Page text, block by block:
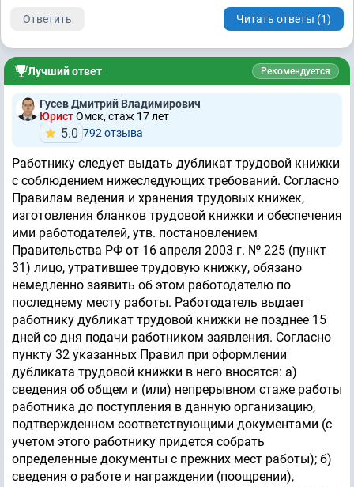
Ответить Читать ответы (1)
Лучший ответ Рекомендуется
Гусев Дмитрий Владимирович
ЮристОмск, стаж 17 лет
5.0 792 отзывa
Работнику следует выдать дубликат трудовой книжки
с соблюдением нижеследующих требований. Согласно
Правилам ведения и хранения трудовых книжек,
изготовления бланков трудовой книжки и обеспечения
ими работодателей, утв. постановлением
Правительства РФ от 16 апреля 2003 г. № 225 (пункт
31) лицо, утратившее трудовую книжку, обязано
немедленно заявить об этом работодателю по
последнему месту работы. Работодатель выдает
работнику дубликат трудовой книжки не позднее 15
дней со дня подачи работником заявления. Согласно
пункту 32 указанных Правил при оформлении
дубликата трудовой книжки в него вносятся: а)
сведения об общем и (или) непрерывном стаже работы
работника до поступления в данную организацию,
подтвержденном соответствующими документами (с
учетом этого работнику придется собрать
определенные документы с прежних мест работы); б)
сведения о работе и награждении (поощрении),